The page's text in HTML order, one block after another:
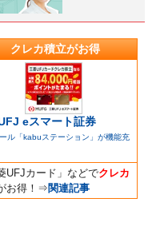
クレカ積立がお得
eスマート証券
ル「kabuステーション」が機能充
UFJカード」などでクレカ
お得！ ⇒関連記事